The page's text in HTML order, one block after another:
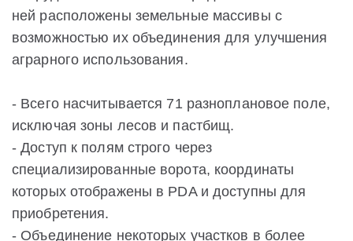
ней расположены земельные массивы с
возможностью их объединения для улучшения
аграрного использования.
- Всего насчитывается 71 разноплановое поле,
исключая зоны лесов и пастбищ.
- Доступ к полям строго через
специализированные ворота, координаты
которых отображены в PDA и доступны для
приобретения.
- Объединение некоторых участков в более